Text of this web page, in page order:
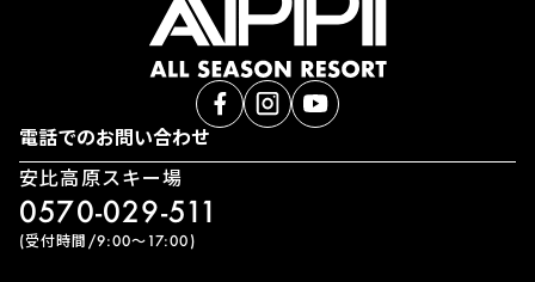
電話でのお問い合わせ
安比高原スキー場
0570-029-511
(受付時間/9:00〜17:00)